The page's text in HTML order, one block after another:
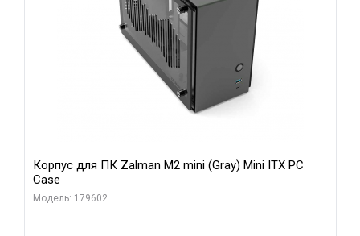
Корпус для ПК Zalman M2 mini (Gray) Mini ITX PC
Case
Модель: 179602